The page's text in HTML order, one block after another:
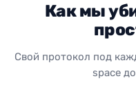
Как мы
Свой протокол под
space